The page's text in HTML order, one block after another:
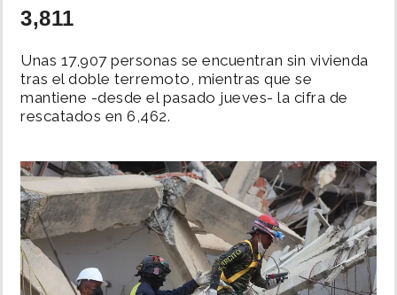
POLÍTICA
DEPORTES
MUNDO
INSÓLITAS
3,811
Unas 17,907 personas se encuentran sin vivienda
tras el doble terremoto, mientras que se
mantiene -desde el pasado jueves- la cifra de
rescatados en 6,462.